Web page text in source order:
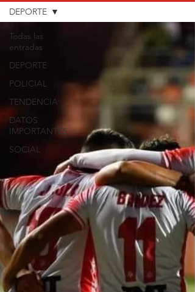
Todas las
entradas
DEPORTE
POLICIAL
TENDENCIA
DATOS
IMPORTANTES
SOCIAL
DEPORTE